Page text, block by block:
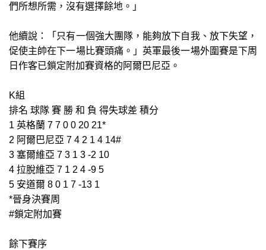
們所想所需，沒有選擇餘地。」
他續說：「只有一個強大團隊，能夠放下自我、放下失望，
促使主帥在下一場比賽頭痛。」英軍最後一場外圍賽是下周
日作客已鎖定附加賽資格的阿爾巴尼亞。
K組
排名 球隊 賽 勝 和 負 得失球差 積分
1 英格蘭 7 7 0 0 20 21*
2 阿爾巴尼亞 7 4 2 1 4 14#
3 塞爾維亞 7 3 1 3 -2 10
4 拉脫維亞 7 1 2 4 -9 5
5 安道爾 8 0 1 7 -13 1
*晉身決賽周
#鎖定附加賽
餘下賽序